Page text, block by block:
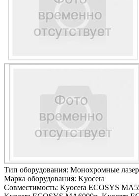
Тип оборудования: Монохромные
Марка оборудования: Kyocera
Совместимость: Kyocera ECOSYS